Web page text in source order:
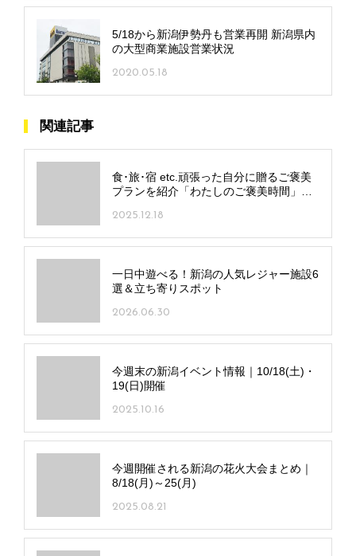
5/18から新潟伊勢丹も営業再開 新潟県内
の大型商業施設営業状況
2020.05.18
関連記事
食･旅･宿 etc.頑張った自分に贈るご褒美
プランを紹介「わたしのご褒美時間」～
2025.12.18
一日中遊べる！新潟の人気レジャー施設6
選＆立ち寄りスポット
2026.06.30
今週末の新潟イベント情報｜10/18(土)・
19(日)開催
2025.10.16
今週開催される新潟の花火大会まとめ｜
8/18(月)～25(月)
2025.08.21